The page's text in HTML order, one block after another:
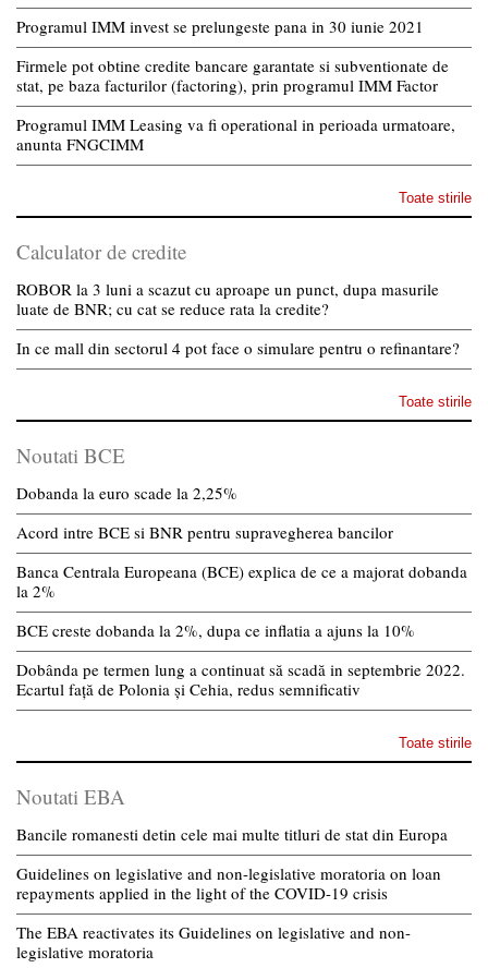
Programul IMM invest se prelungeste pana in 30 iunie 2021
Firmele pot obtine credite bancare garantate si subventionate de
stat, pe baza facturilor (factoring), prin programul IMM Factor
Programul IMM Leasing va fi operational in perioada urmatoare,
anunta FNGCIMM
Toate stirile
Calculator de credite
ROBOR la 3 luni a scazut cu aproape un punct, dupa masurile
luate de BNR; cu cat se reduce rata la credite?
In ce mall din sectorul 4 pot face o simulare pentru o refinantare?
Toate stirile
Noutati BCE
Dobanda la euro scade la 2,25%
Acord intre BCE si BNR pentru supravegherea bancilor
Banca Centrala Europeana (BCE) explica de ce a majorat dobanda
la 2%
BCE creste dobanda la 2%, dupa ce inflatia a ajuns la 10%
Dobânda pe termen lung a continuat să scadă in septembrie 2022.
Ecartul față de Polonia și Cehia, redus semnificativ
Toate stirile
Noutati EBA
Bancile romanesti detin cele mai multe titluri de stat din Europa
Guidelines on legislative and non-legislative moratoria on loan
repayments applied in the light of the COVID-19 crisis
The EBA reactivates its Guidelines on legislative and non-
legislative moratoria